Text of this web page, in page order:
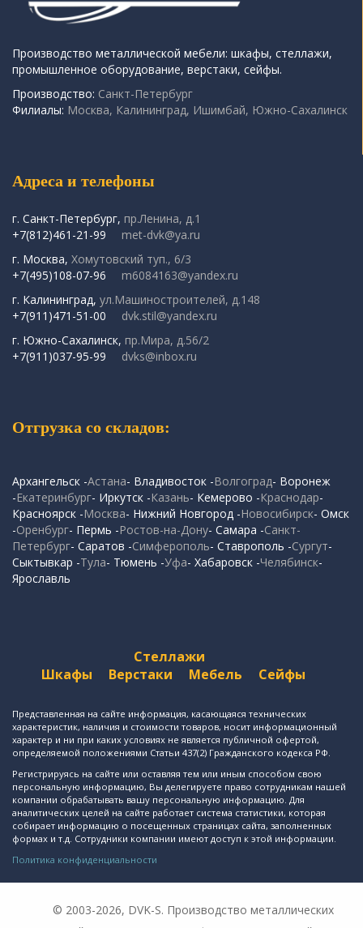
Производство металлической мебели: шкафы, стеллажи,
промышленное оборудование, верстаки, сейфы.
Производство: Санкт-Петербург
Филиалы: Москва, Калининград, Ишимбай, Южно-Сахалинск
Адреса и телефоны
г. Санкт-Петербург, пр.Ленина, д.1
+7(812)461-21-99
met-dvk@ya.ru
г. Москва, Хомутовский туп., 6/3
+7(495)108-07-96
m6084163@yandex.ru
г. Калининград, ул.Машиностроителей, д.148
+7(911)471-51-00
dvk.stil@yandex.ru
г. Южно-Сахалинск, пр.Мира, д.56/2
+7(911)037-95-99
dvks@inbox.ru
Отгрузка со складов:
Архангельск -Астана- Владивосток -Волгоград- Воронеж
-Екатеринбург- Иркутск -Казань- Кемерово -Краснодар-
Красноярск -Москва- Нижний Новгород -Новосибирск- Омск
-Оренбург- Пермь -Ростов-на-Дону- Самара -Санкт-
Петербург- Саратов -Симферополь- Ставрополь -Сургут-
Сыктывкар -Тула- Тюмень -Уфа- Хабаровск -Челябинск-
Ярославль
Стеллажи
Шкафы
Верстаки Мебель Сейфы
Представленная на сайте информация, касающаяся технических
характеристик, наличия и стоимости товаров, носит информационный
характер и ни при каких условиях не является публичной офертой,
определяемой положениями Статьи 437(2) Гражданского кодекса РФ.
Регистрируясь на сайте или оставляя тем или иным способом свою
персональную информацию, Вы делегируете право сотрудникам нашей
компании обрабатывать вашу персональную информацию. Для
аналитических целей на сайте работает система статистики, которая
собирает информацию о посещенных страницах сайта, заполненных
формах и т.д. Сотрудники компании имеют доступ к этой информации.
Политика конфиденциальности
© 2003-2026, DVK-S. Производство металлических